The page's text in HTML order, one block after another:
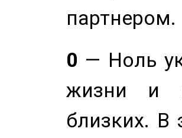
партнером.
0 — Ноль
жизни и
близких.